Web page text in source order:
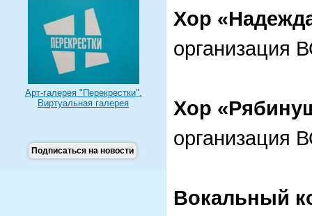
Арт-галерея "Перекрестки".
Виртуальная галерея
Подписаться на новости
Хор
организация
Хор
организация
Вокальный